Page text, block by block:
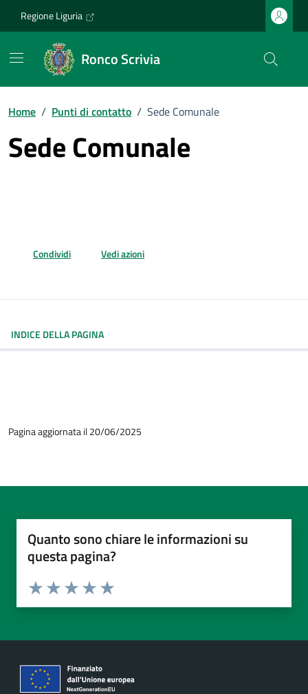
Regione Liguria
Ronco Scrivia
Home / Punti di contatto / Sede Comunale
Sede Comunale
Condividi Vedi azioni
INDICE DELLA PAGINA
Pagina aggiornata il 20/06/2025
Quanto sono chiare le informazioni su
questa pagina?
Valuta da 1 a 5 stelle la pagina
Valuta 5 stelle su 5
Valuta 4 stelle su 5
Valuta 3 stelle su 5
Valuta 2 stelle su 5
Valuta 1 stelle su 5